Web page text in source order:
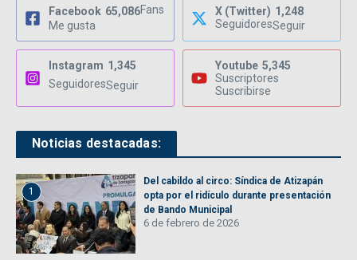
Facebook 65,086Fans
Me gusta
X (Twitter) 1,248
SeguidoresSeguir
Instagram 1,345
SeguidoresSeguir
Youtube 5,345
Suscriptores
Suscribirse
Noticias destacadas:
1
Del cabildo al circo: Síndica de Atizapán
opta por el ridículo durante presentación
de Bando Municipal
6 de febrero de 2026